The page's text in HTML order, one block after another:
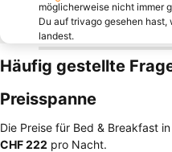
möglicherweise nicht immer
Du auf trivago gesehen
landest.
Häufig gestellte
Preisspanne
Die Preise für Bed & Breakfast
‎CHF 222 pro Nacht.